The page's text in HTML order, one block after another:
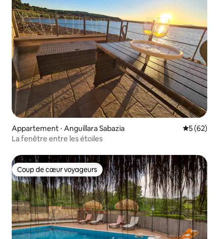
Appartement ⋅ Anguillara Sabazia
5 (62)
La fenêtre entre les étoiles
Coup de cœur voyageurs
Coup de cœur voyageurs